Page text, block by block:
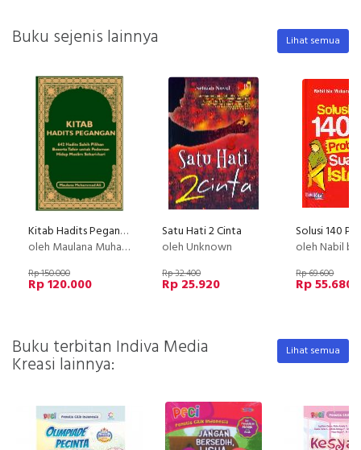
Buku sejenis lainnya Lihat semua
Kitab Hadits Pegangan
oleh Maulana Muhammad Ali
Rp 150.000
Rp 120.000
Satu Hati 2 Cinta
oleh Unknown
Rp 32.400
Rp 25.920
oleh Nabil bin
Rp 69.600
Rp 55.680
Buku terbitan Indiva Media
Kreasi lainnya:
Lihat semua